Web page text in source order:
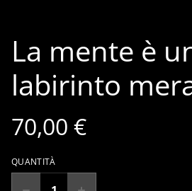
La mente è
labirinto
70,00 €
QUANTITÀ